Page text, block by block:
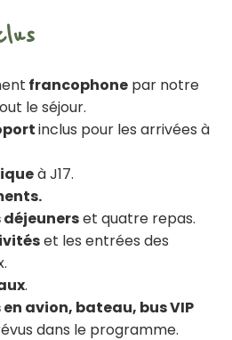
francophone par notre
le séjour.
inclus pour les arrivées à
à J17.
déjeunerset quatre repas.
et les entrées des
.
avion, bateau, bus VIP
dans le programme.